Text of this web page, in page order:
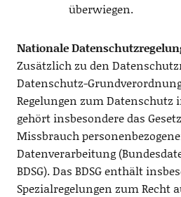
überwiegen.
Nationale
Zusätzlich zu den
Datenschutz-
Regelungen zum Datenschutz
gehört insbesondere das
Missbrauch
Datenverarbeitung
BDSG). Das BDSG enthält
Spezialregelungen zum Recht